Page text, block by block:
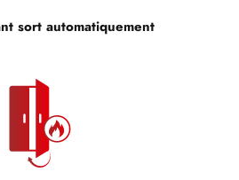
sort automatiquement